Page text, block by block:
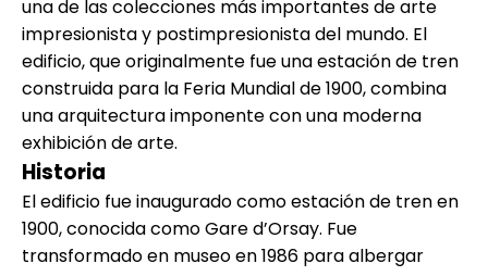
una de las colecciones más importantes de arte
impresionista y postimpresionista del mundo. El
edificio, que originalmente fue una estación de tren
construida para la Feria Mundial de 1900, combina
una arquitectura imponente con una moderna
exhibición de arte.
Historia
El edificio fue inaugurado como estación de tren en
1900, conocida como Gare d’Orsay. Fue
transformado en museo en 1986 para albergar